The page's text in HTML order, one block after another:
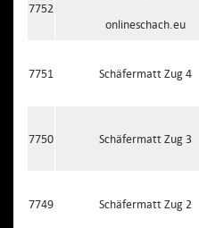
7752
onlineschach.eu
7751 Schäfermatt Zug 4
7750 Schäfermatt Zug 3
7749 Schäfermatt Zug 2